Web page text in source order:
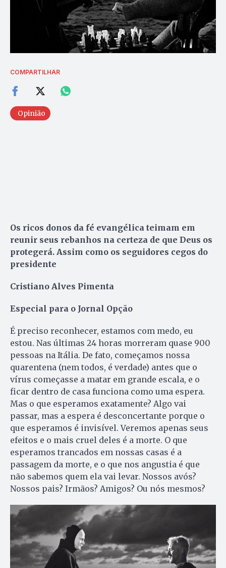
COMPARTILHAR
Opinião
Os ricos donos da fé evangélica teimam em
reunir seus rebanhos na certeza de que Deus os
protegerá. Assim como os seguidores cegos do
presidente
Cristiano Alves Pimenta
Especial para o Jornal Opção
É preciso reconhecer, estamos com medo, eu
estou. Nas últimas 24 horas morreram quase 900
pessoas na Itália. De fato, começamos nossa
quarentena (nem todos, é verdade) antes que o
vírus começasse a matar em grande escala, e o
ficar dentro de casa funciona como uma espera.
Mas o que esperamos exatamente? Algo vai
passar, mas a espera é desconcertante porque o
que esperamos é invisível. Veremos apenas seus
efeitos e o mais cruel deles é a morte. O que
esperamos trancados em nossas casas é a
passagem da morte, e o que nos angustia é que
não sabemos quem ela vai levar. Nossos avós?
Nossos pais? Irmãos? Amigos? Ou nós mesmos?